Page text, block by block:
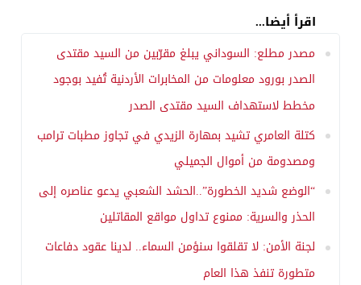
اقرأ أيضا...
مصدر مطلع: السوداني يبلغ مقرّبين من السيد مقتدى
الصدر بورود معلومات من المخابرات الأردنية تُفيد بوجود
مخطط لاستهداف السيد مقتدى الصدر
كتلة العامري تشيد بمهارة الزيدي في تجاوز مطبات ترامب
ومصدومة من أموال الجميلي
“الوضع شديد الخطورة”..الحشد الشعبي يدعو عناصره إلى
الحذر والسرية: ممنوع تداول مواقع المقاتلين
لجنة الأمن: لا تقلقوا سنؤمن السماء.. لدينا عقود دفاعات
متطورة تنفذ هذا العام